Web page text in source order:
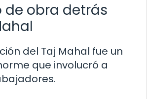
de obra detrás
del Taj Mahal fue un
que involucró a